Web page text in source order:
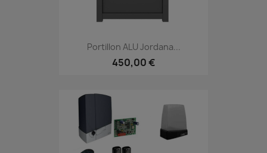
Portillon ALU Jordana...
450,00 €